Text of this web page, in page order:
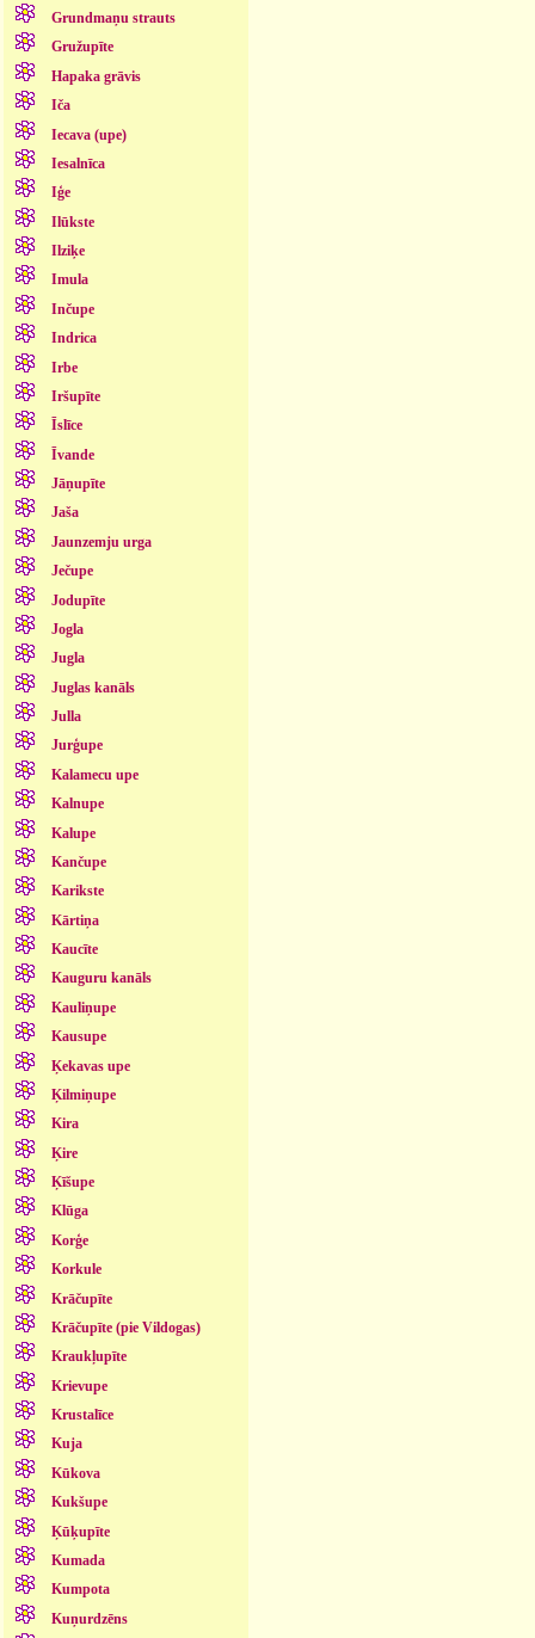
Grundmaņu strauts
Gružupīte
Hapaka grāvis
Iča
Iecava (upe)
Iesalnīca
Iģe
Ilūkste
Ilziķe
Imula
Inčupe
Indrica
Irbe
Iršupīte
Īslīce
Īvande
Jāņupīte
Jaša
Jaunzemju urga
Ječupe
Jodupīte
Jogla
Jugla
Juglas kanāls
Julla
Jurģupe
Kalamecu upe
Kalnupe
Kalupe
Kančupe
Karikste
Kārtiņa
Kaucīte
Kauguru kanāls
Kauliņupe
Kausupe
Ķekavas upe
Ķilmiņupe
Kira
Ķire
Ķīšupe
Klūga
Korģe
Korkule
Krāčupīte
Krāčupīte (pie Vildogas)
Kraukļupīte
Krievupe
Krustalīce
Kuja
Kūkova
Kukšupe
Ķūķupīte
Kumada
Kumpota
Kuņurdzēns